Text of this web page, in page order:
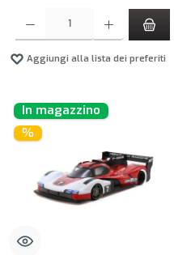
Aggiungi alla lista dei preferiti
In magazzino
%